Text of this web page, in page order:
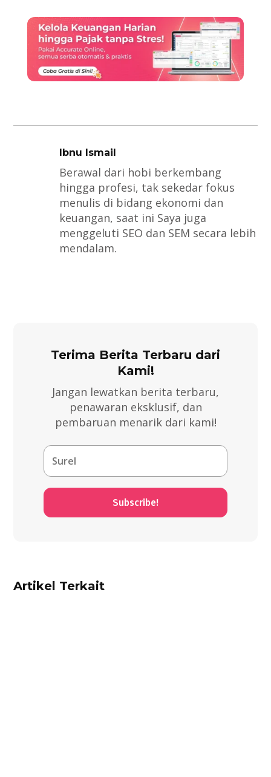
Ibnu Ismail
Berawal dari hobi berkembang
hingga profesi, tak sekedar fokus
menulis di bidang ekonomi dan
keuangan, saat ini Saya juga
menggeluti SEO dan SEM secara lebih
mendalam.
Terima Berita Terbaru dari
Kami!
Jangan lewatkan berita terbaru,
penawaran eksklusif, dan
pembaruan menarik dari kami!
Subscribe!
Artikel Terkait